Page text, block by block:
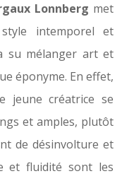
Lonnberg met
intemporel et
su mélanger art et
éponyme. En effet,
jeune créatrice se
et amples, plutôt
de désinvolture et
et fluidité sont les